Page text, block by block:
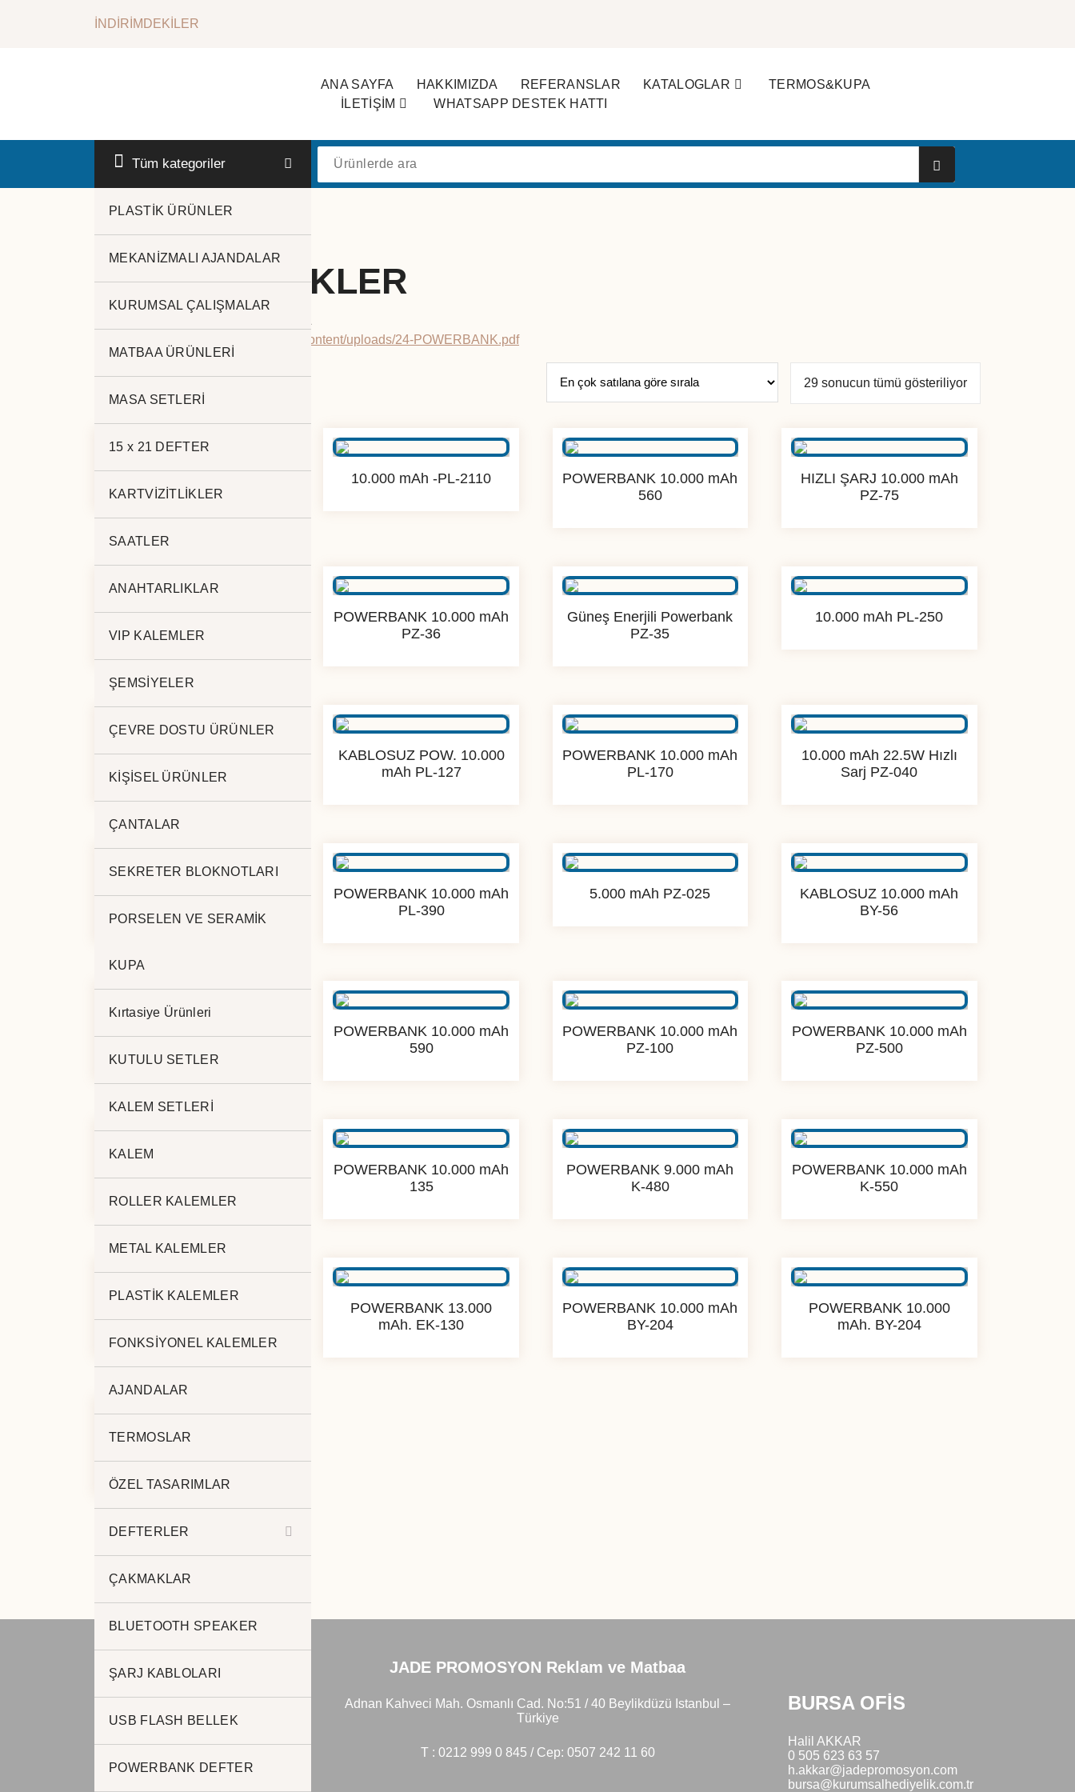
İNDİRİMDEKİLER
ANA SAYFA HAKKIMIZDA REFERANSLAR KATALOGLAR
TERMOS&KUPA
İLETİŞİM
WHATSAPP DESTEK HATTI
Tüm kategoriler
PLASTİK ÜRÜNLER
MEKANİZMALI AJANDALAR
KURUMSAL ÇALIŞMALAR
MATBAA ÜRÜNLERİ
MASA SETLERİ
15 x 21 DEFTER
KARTVİZİTLİKLER
SAATLER
ANAHTARLIKLAR
VIP KALEMLER
ŞEMSİYELER
ÇEVRE DOSTU ÜRÜNLER
KİŞİSEL ÜRÜNLER
ÇANTALAR
SEKRETER BLOKNOTLARI
PORSELEN VE SERAMİK
KUPA
Kırtasiye Ürünleri
KUTULU SETLER
KALEM SETLERİ
KALEM
ROLLER KALEMLER
METAL KALEMLER
PLASTİK KALEMLER
FONKSİYONEL KALEMLER
AJANDALAR
TERMOSLAR
ÖZEL TASARIMLAR
DEFTERLER
ÇAKMAKLAR
BLUETOOTH SPEAKER
ŞARJ KABLOLARI
USB FLASH BELLEK
POWERBANK DEFTER
POWERBANKLER
https://www.jadepromosyon.com/wp-content/uploads/24-POWERBANK.pdf
29 sonucun tümü gösteriliyorPopülerliğe
10.000 mAh -PL-2110
POWERBANK 10.000 mAh
560
HIZLI ŞARJ 10.000 mAh
PZ-75
POWERBANK 20.000 mAh
PZ-200
POWERBANK 10.000 mAh
PZ-36
Güneş Enerjili Powerbank
PZ-35
10.000 mAh PL-250
POWERBANK 5.000 mAh
PL-195
KABLOSUZ POW. 10.000
mAh PL-127
POWERBANK 10.000 mAh
PL-170
10.000 mAh 22.5W Hızlı
Sarj PZ-040
POWERBANK 20.000 mAh
PZ-200
POWERBANK 10.000 mAh
PL-390
5.000 mAh PZ-025
KABLOSUZ 10.000 mAh
BY-56
POWERBANK 10.000 mAh
590
POWERBANK 10.000 mAh
PZ-100
POWERBANK 10.000 mAh
PZ-500
POWERBANK 10.000 mAh
135
POWERBANK 9.000 mAh
K-480
POWERBANK 10.000 mAh
K-550
K-310
POWERBANK 13.000
mAh. EK-130
POWERBANK 10.000 mAh
BY-204
POWERBANK 10.000
mAh. BY-204
POWERBANK 5.000 mAh
K-250
Reklam ve Matbaa
JADE PROMOSYON Reklam ve Matbaa
Adnan Kahveci Mah. Osmanlı Cad. No:51 / 40 Beylikdüzü Istanbul –
Türkiye
T : 0212 999 0 845 / Cep: 0507 242 11 60
BURSA OFİS
Halil AKKAR
0 505 623 63 57
h.akkar@jadepromosyon.com
bursa@kurumsalhediyelik.com.tr